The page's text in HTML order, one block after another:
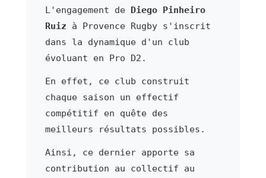
L'engagement de Diego Pinheiro
Ruiz à Provence Rugby s'inscrit
dans la dynamique d'un club
évoluant en Pro D2.
En effet, ce club construit
chaque saison un effectif
compétitif en quête des
meilleurs résultats possibles.
Ainsi, ce dernier apporte sa
contribution au collectif au